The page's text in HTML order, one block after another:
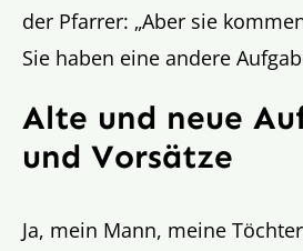
der Pfarrer: „Aber sie
Sie haben eine andere
Alte und neue
und Vorsätze
Ja, mein Mann, meine